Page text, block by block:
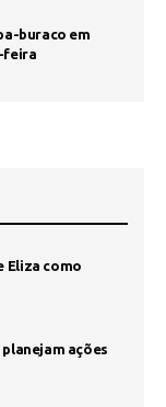
buraco em
feira
Eliza como
ações